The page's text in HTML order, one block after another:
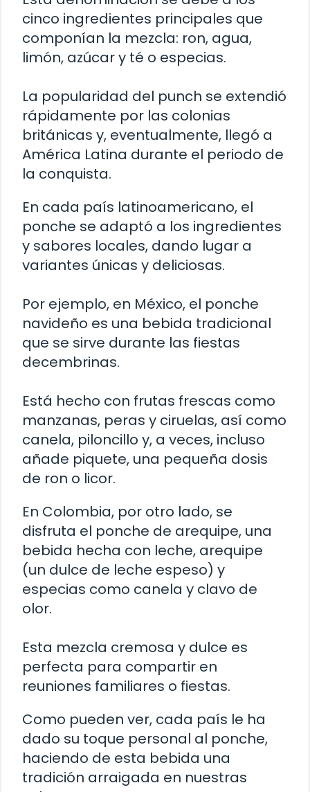
cinco ingredientes principales que
componían la mezcla: ron, agua,
limón, azúcar y té o especias.
La popularidad del punch se extendió
rápidamente por las colonias
británicas y, eventualmente, llegó a
América Latina durante el periodo de
la conquista.
En cada país latinoamericano, el
ponche se adaptó a los ingredientes
y sabores locales, dando lugar a
variantes únicas y deliciosas.
Por ejemplo, en México, el ponche
navideño es una bebida tradicional
que se sirve durante las fiestas
decembrinas.
Está hecho con frutas frescas como
manzanas, peras y ciruelas, así como
canela, piloncillo y, a veces, incluso
añade piquete, una pequeña dosis
de ron o licor.
En Colombia, por otro lado, se
disfruta el ponche de arequipe, una
bebida hecha con leche, arequipe
(un dulce de leche espeso) y
especias como canela y clavo de
olor.
Esta mezcla cremosa y dulce es
perfecta para compartir en
reuniones familiares o fiestas.
Como pueden ver, cada país le ha
dado su toque personal al ponche,
haciendo de esta bebida una
tradición arraigada en nuestras